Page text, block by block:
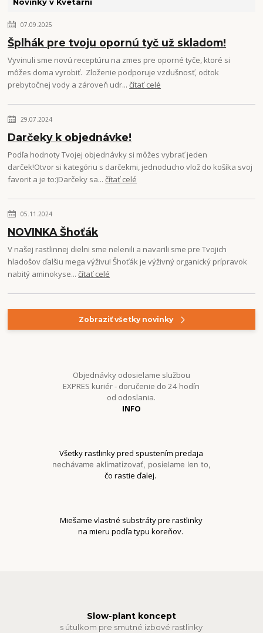
07.09.2025
Šplhák pre tvoju opornú tyč už skladom!
Vyvinuli sme novú receptúru na zmes pre oporné tyče, ktoré si
môžes doma vyrobiť. Zloženie podporuje vzdušnosť, odtok
prebytočnej vody a zároveň udr...čítať celé
29.07.2024
Darčeky k objednávke!
Podľa hodnoty Tvojej objednávky si môžes vybrať jeden
darček!Otvor si kategóriu s darčekmi, jednoducho vlož do košíka svoj
favorit a je to:)Darčeky sa...čítať celé
05.11.2024
NOVINKA Šhoťák
V našej rastlinnej dielni sme nelenili a navarili sme pre Tvojich
hladošov ďalšiu mega výživu! Šhoťák je výživný organický prípravok
nabitý aminokyse...čítať celé
Zobraziť všetky novinky
Objednávky odosielame službou
EXPRES kuriér - doručenie do 24 hodín
od odoslania.
INFO
Všetky rastlinky pred spustením predaja
nechávame aklimatizovať, posielame len to,
čo rastie ďalej.
Miešame vlastné substráty pre rastlinky
na mieru podľa typu koreňov.
Slow-plant koncept
s útulkom pre smutné izbové rastlinky